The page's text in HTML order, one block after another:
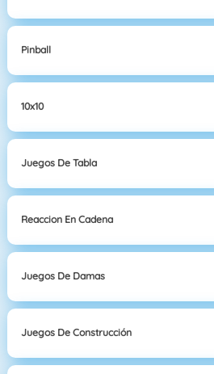
Pinball
10x10
Juegos De Tabla
Reaccion En Cadena
Juegos De Damas
Juegos De Construcción